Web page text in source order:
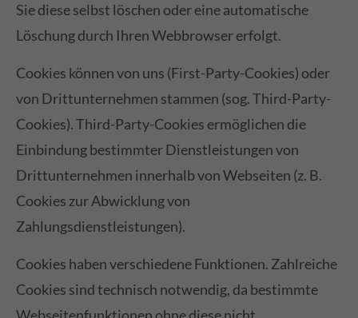
Sie diese selbst löschen oder eine automatische
Löschung durch Ihren Webbrowser erfolgt.
Cookies können von uns (First-Party-Cookies) oder
von Drittunternehmen stammen (sog. Third-Party-
Cookies). Third-Party-Cookies ermöglichen die
Einbindung bestimmter Dienstleistungen von
Drittunternehmen innerhalb von Webseiten (z. B.
Cookies zur Abwicklung von
Zahlungsdienstleistungen).
Cookies haben verschiedene Funktionen. Zahlreiche
Cookies sind technisch notwendig, da bestimmte